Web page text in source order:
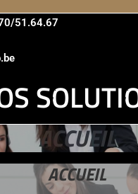
51.64.67
ACCUEIL
ACCUEIL